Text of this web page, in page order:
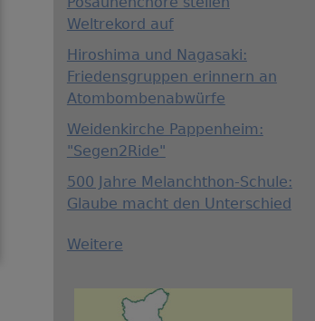
Weltrekord auf
Hiroshima und Nagasaki:
Friedensgruppen erinnern an
Atombombenabwürfe
Weidenkirche Pappenheim:
"Segen2Ride"
500 Jahre Melanchthon-Schule:
Glaube macht den Unterschied
Weitere